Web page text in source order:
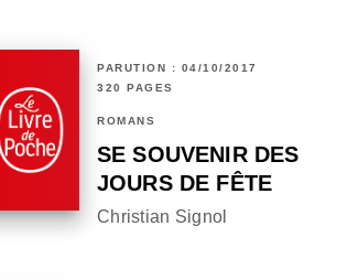
PARUTION : 04/10/2017
320 PAGES
ROMANS
SE SOUVENIR DES
JOURS DE FÊTE
Christian Signol